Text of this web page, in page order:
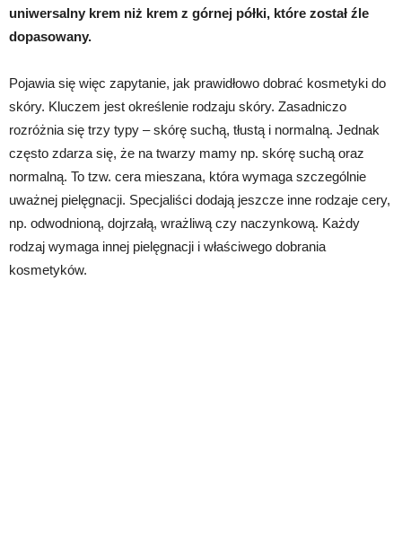
uniwersalny krem niż krem z górnej półki, które został źle
dopasowany.
Pojawia się więc zapytanie, jak prawidłowo dobrać kosmetyki do
skóry. Kluczem jest określenie rodzaju skóry. Zasadniczo
rozróżnia się trzy typy – skórę suchą, tłustą i normalną. Jednak
często zdarza się, że na twarzy mamy np. skórę suchą oraz
normalną. To tzw. cera mieszana, która wymaga szczególnie
uważnej pielęgnacji. Specjaliści dodają jeszcze inne rodzaje cery,
np. odwodnioną, dojrzałą, wrażliwą czy naczynkową. Każdy
rodzaj wymaga innej pielęgnacji i właściwego dobrania
kosmetyków.